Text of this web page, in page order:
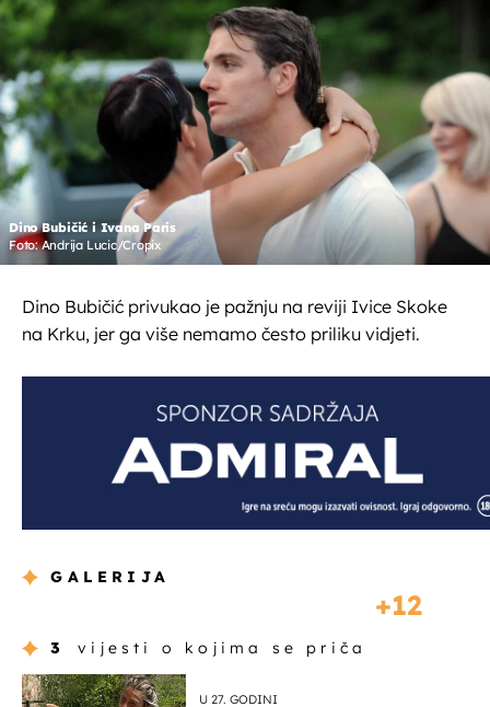
Dino Bubičić i Ivana Paris
Foto: Andrija Lucic/Cropix
Dino Bubičić privukao je pažnju na reviji Ivice Skoke
na Krku, jer ga više nemamo često priliku vidjeti.
GALERIJA
12
3 vijesti o kojima se priča
U 27. GODINI
OMOGUĆI OBAVIJESTI